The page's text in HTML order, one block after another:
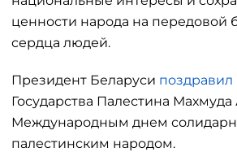
ценности народа на передовой
сердца людей.
Президент Беларуси поздравил
Государства Палестина Махмуда
Международным днем
палестинским народом.